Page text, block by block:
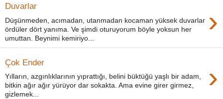
Duvarlar ›
Düşünmeden, acımadan, utanmadan kocaman yüksek duvarlar
ördüler dört yanıma. Ve şimdi oturuyorum böyle yoksun her
umuttan. Beynimi kemiriyo...
Çok Ender ›
Yılların, azgınlıklarının yıprattığı, belini büktüğü yaşlı bir adam,
bitkin ağır ağır yürüyor dar sokakta. Ama evine girer girmez,
gizlemek...